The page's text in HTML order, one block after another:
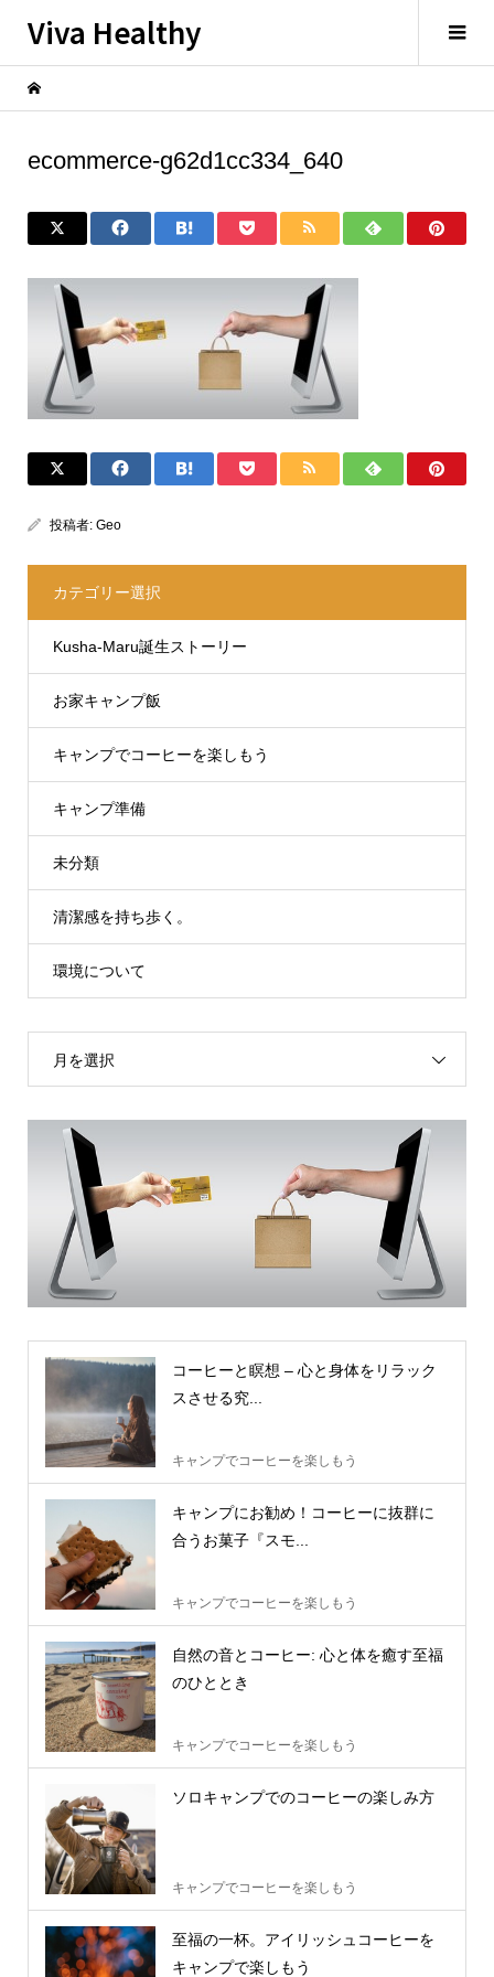
Viva Healthy
ecommerce-g62d1cc334_640
投稿者: Geo
カテゴリー選択
Kusha-Maru誕生ストーリー
お家キャンプ飯
キャンプでコーヒーを楽しもう
キャンプ準備
未分類
清潔感を持ち歩く。
環境について
月を選択
コーヒーと瞑想 – 心と身体をリラック
スさせる究...
キャンプでコーヒーを楽しもう
キャンプにお勧め！コーヒーに抜群に
合うお菓子『スモ...
キャンプでコーヒーを楽しもう
自然の音とコーヒー: 心と体を癒す至福
のひととき
キャンプでコーヒーを楽しもう
ソロキャンプでのコーヒーの楽しみ方
キャンプでコーヒーを楽しもう
至福の一杯。アイリッシュコーヒーを
キャンプで楽しもう